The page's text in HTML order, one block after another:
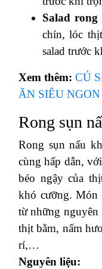
Salad
chín, lóc
salad trước
Xem thêm:CỦ
ĂN SIÊU
Rong sụn
Rong sụn nấu
cùng hấp dẫn,
béo ngậy của
khó cưỡng. Món
từ những nguyên
thịt bằm, nấm
rí,…
Nguyên liệu: